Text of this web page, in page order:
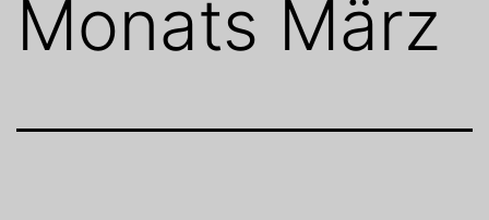
Monats März